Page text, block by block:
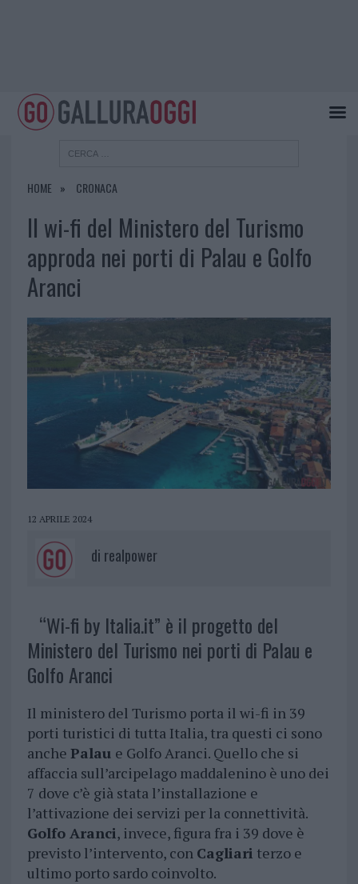
HOME CRONACA
Il wi-fi del Ministero del Turismo
approda nei porti di Palau e Golfo
Aranci
12 APRILE 2024
di realpower
“Wi-fi by Italia.it” è il progetto del
Ministero del Turismo nei porti di Palau e
Golfo Aranci
Il ministero del Turismo porta il wi-fi in 39
porti turistici di tutta Italia, tra questi ci sono
anche Palau e Golfo Aranci. Quello che si
affaccia sull’arcipelago maddalenino è uno dei
7 dove c’è già stata l’installazione e
l’attivazione dei servizi per la connettività.
Golfo Aranci, invece, figura fra i 39 dove è
previsto l’intervento, con Cagliari terzo e
ultimo porto sardo coinvolto.